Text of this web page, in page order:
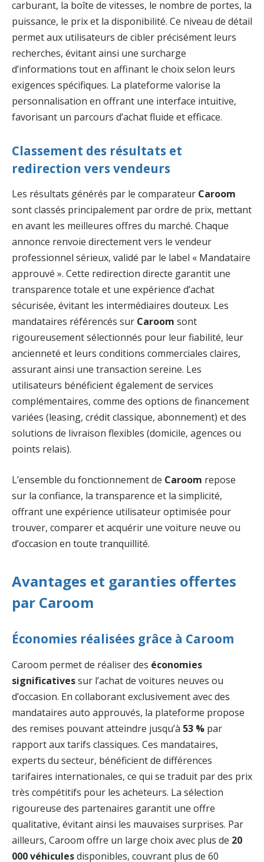
carburant, la boîte de vitesses, le nombre de portes, la
puissance, le prix et la disponibilité. Ce niveau de détail
permet aux utilisateurs de cibler précisément leurs
recherches, évitant ainsi une surcharge
d’informations tout en affinant le choix selon leurs
exigences spécifiques. La plateforme valorise la
personnalisation en offrant une interface intuitive,
favorisant un parcours d’achat fluide et efficace.
Classement des résultats et
redirection vers vendeurs
Les résultats générés par le comparateur Caroom
sont classés principalement par ordre de prix, mettant
en avant les meilleures offres du marché. Chaque
annonce renvoie directement vers le vendeur
professionnel sérieux, validé par le label « Mandataire
approuvé ». Cette redirection directe garantit une
transparence totale et une expérience d’achat
sécurisée, évitant les intermédiaires douteux. Les
mandataires référencés sur Caroom sont
rigoureusement sélectionnés pour leur fiabilité, leur
ancienneté et leurs conditions commerciales claires,
assurant ainsi une transaction sereine. Les
utilisateurs bénéficient également de services
complémentaires, comme des options de financement
variées (leasing, crédit classique, abonnement) et des
solutions de livraison flexibles (domicile, agences ou
points relais).
L’ensemble du fonctionnement de Caroom repose
sur la confiance, la transparence et la simplicité,
offrant une expérience utilisateur optimisée pour
trouver, comparer et acquérir une voiture neuve ou
d’occasion en toute tranquillité.
Avantages et garanties offertes
par Caroom
Économies réalisées grâce à Caroom
Caroom permet de réaliser des économies
significativessur l’achat de voitures neuves ou
d’occasion. En collaborant exclusivement avec des
mandataires auto approuvés, la plateforme propose
des remises pouvant atteindre jusqu’à 53 % par
rapport aux tarifs classiques. Ces mandataires,
experts du secteur, bénéficient de différences
tarifaires internationales, ce qui se traduit par des prix
très compétitifs pour les acheteurs. La sélection
rigoureuse des partenaires garantit une offre
qualitative, évitant ainsi les mauvaises surprises. Par
ailleurs, Caroom offre un large choix avec plus de 20
000 véhiculesdisponibles, couvrant plus de 60